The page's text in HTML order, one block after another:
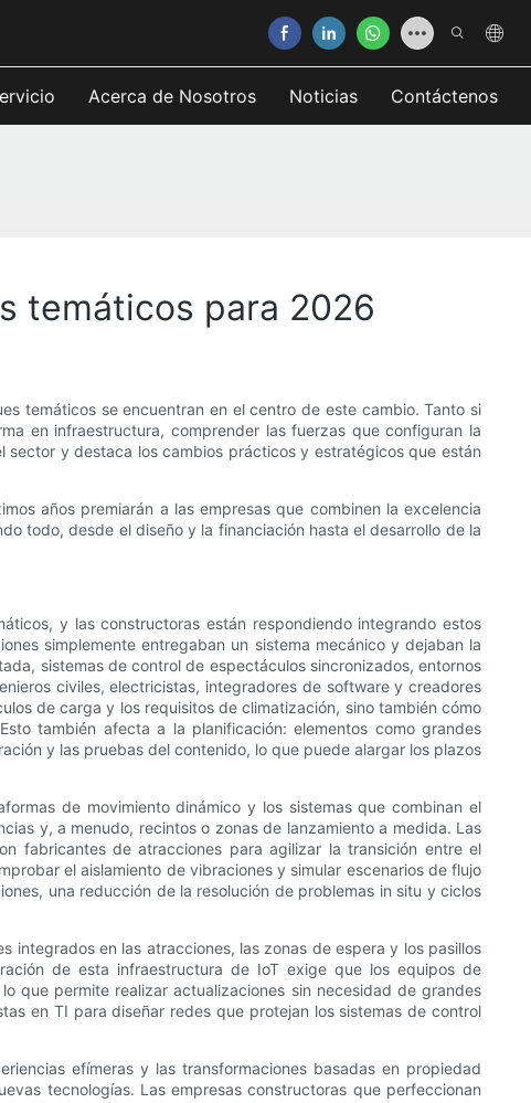
Acerca de Nosotros Noticias Contáctenos
temáticos para 2026
temáticos se encuentran en el centro de este cambio. Tanto si
en infraestructura, comprender las fuerzas que configuran la
y destaca los cambios prácticos y estratégicos que están
años premiarán a las empresas que combinen la excelencia
todo, desde el diseño y la financiación hasta el desarrollo de la
y las constructoras están respondiendo integrando estos
simplemente entregaban un sistema mecánico y dejaban la
sistemas de control de espectáculos sincronizados, entornos
civiles, electricistas, integradores de software y creadores
de carga y los requisitos de climatización, sino también cómo
también afecta a la planificación: elementos como grandes
y las pruebas del contenido, lo que puede alargar los plazos
de movimiento dinámico y los sistemas que combinan el
y, a menudo, recintos o zonas de lanzamiento a medida. Las
fabricantes de atracciones para agilizar la transición entre el
el aislamiento de vibraciones y simular escenarios de flujo
una reducción de la resolución de problemas in situ y ciclos
integrados en las atracciones, las zonas de espera y los pasillos
de esta infraestructura de IoT exige que los equipos de
que permite realizar actualizaciones sin necesidad de grandes
en TI para diseñar redes que protejan los sistemas de control
efímeras y las transformaciones basadas en propiedad
tecnologías. Las empresas constructoras que perfeccionan